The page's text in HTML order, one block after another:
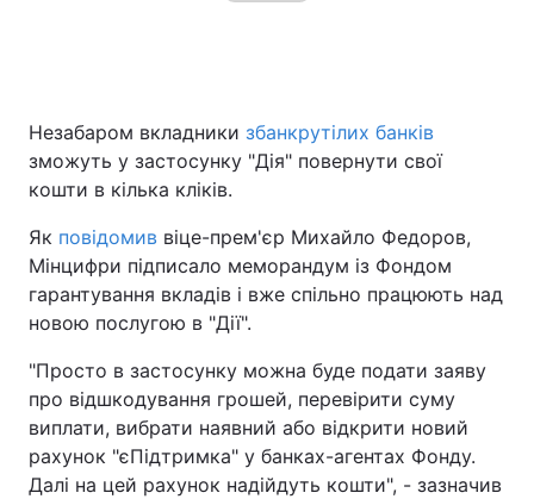
Головна Війна
Україна
Економіка Світ
Спорт Наука
Зброя Інциденти
Здоров'я Туризм
Незабаром вкладники збанкрутілих банків
зможуть у застосунку "Дія" повернути свої
кошти в кілька кліків.
Як повідомив віце-прем'єр Михайло Федоров,
Мінцифри підписало меморандум із Фондом
гарантування вкладів і вже спільно працюють над
новою послугою в "Дії".
"Просто в застосунку можна буде подати заяву
про відшкодування грошей, перевірити суму
виплати, вибрати наявний або відкрити новий
рахунок "єПідтримка" у банках-агентах Фонду.
Далі на цей рахунок надійдуть кошти", - зазначив